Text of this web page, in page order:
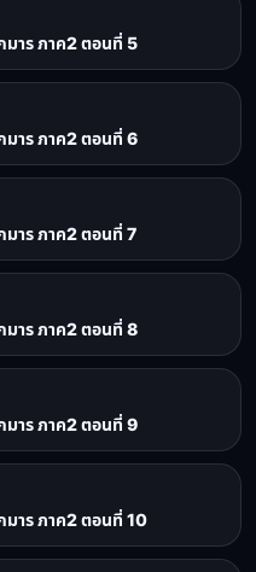
Jujutsu Kaisen ss2 มหาเวทย์ผนึกมาร ภาค2 ตอนที่ 5
Jujutsu Kaisen ss2 มหาเวทย์ผนึกมาร ภาค2 ตอนที่ 6
Jujutsu Kaisen ss2 มหาเวทย์ผนึกมาร ภาค2 ตอนที่ 7
Jujutsu Kaisen ss2 มหาเวทย์ผนึกมาร ภาค2 ตอนที่ 8
Jujutsu Kaisen ss2 มหาเวทย์ผนึกมาร ภาค2 ตอนที่ 9
Jujutsu Kaisen ss2 มหาเวทย์ผนึกมาร ภาค2 ตอนที่ 10